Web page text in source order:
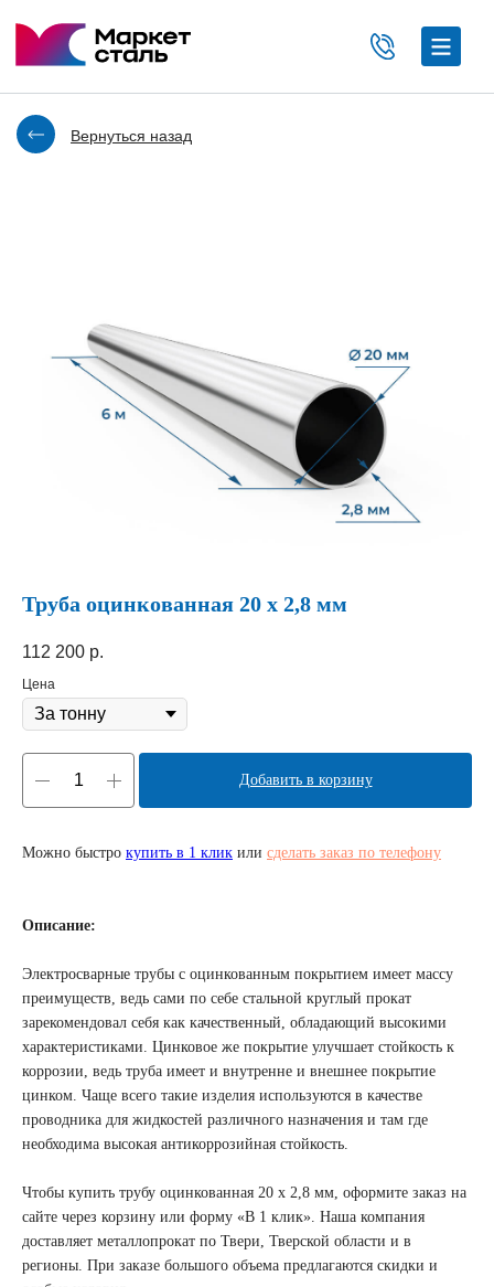
Вернуться назад
Труба оцинкованная 20 х 2,8 мм
112 200 р.
Цена
Добавить в корзину
Можно быстро купить в 1 клик или сделать заказ по телефону
Описание:
Электросварные трубы с оцинкованным покрытием имеет массу
преимуществ, ведь сами по себе стальной круглый прокат
зарекомендовал себя как качественный, обладающий высокими
характеристиками. Цинковое же покрытие улучшает стойкость к
коррозии, ведь труба имеет и внутренне и внешнее покрытие
цинком. Чаще всего такие изделия используются в качестве
проводника для жидкостей различного назначения и там где
необходима высокая антикоррозийная стойкость.
Чтобы купить трубу оцинкованная 20 х 2,8 мм, оформите заказ на
сайте через корзину или форму «В 1 клик». Наша компания
доставляет металлопрокат по Твери, Тверской области и в
регионы. При заказе большого объема предлагаются скидки и